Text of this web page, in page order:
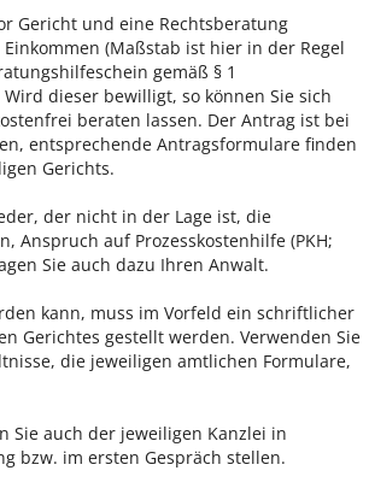
Gericht und eine Rechtsberatung
(Maßstab ist hier in der Regel
gemäß § 1
dieser bewilligt, so können Sie sich
beraten lassen. Der Antrag ist bei
entsprechende Antragsformulare finden
Gerichts.
der nicht in der Lage ist, die
Anspruch auf Prozesskostenhilfe (PKH;
Sie auch dazu Ihren Anwalt.
kann, muss im Vorfeld ein schriftlicher
Gerichtes gestellt werden. Verwenden Sie
die jeweiligen amtlichen Formulare,
Sie auch der jeweiligen Kanzlei in
bzw. im ersten Gespräch stellen.